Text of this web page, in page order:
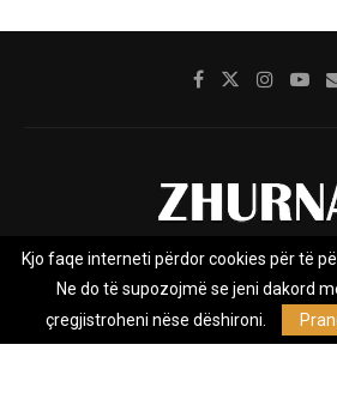
Rreth nesh Impresumi
Privacy Policy
Zhurnal.mk është Agjenci e Lajmeve e
Kjo faqe interneti përdor cookies për të
Ne do të supozojmë se jeni dakord
çregjistroheni nëse dëshironi.